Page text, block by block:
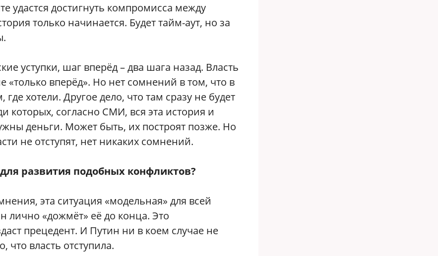
удастся достигнуть компромисса между
только начинается. Будет тайм-аут, но за
уступки, шаг вперёд – два шага назад. Власть
«только вперёд». Но нет сомнений в том, что в
хотели. Другое дело, что там сразу не будет
которых, согласно СМИ, вся эта история и
деньги. Может быть, их построят позже. Но
не отступят, нет никаких сомнений.
развития подобных конфликтов?
эта ситуация «модельная» для всей
лично «дожмёт» её до конца. Это
прецедент. И Путин ни в коем случае не
что власть отступила.